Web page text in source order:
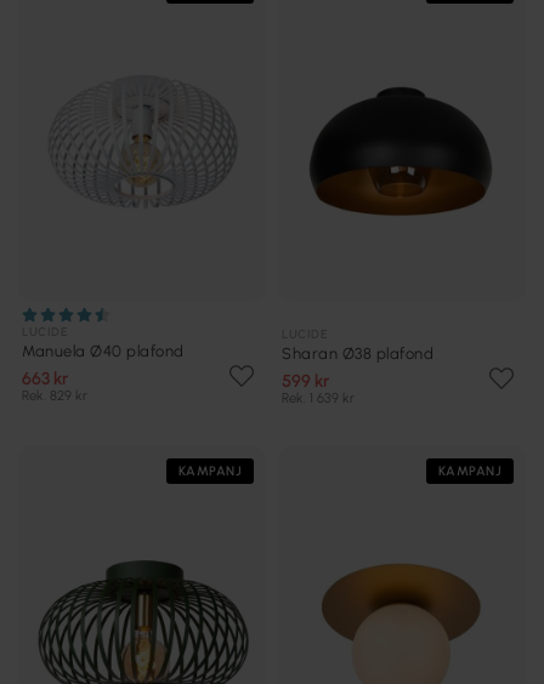
Manuela Ø40 plafond
663 kr
Rek. 829 kr
Sharan Ø38 plafond
599 kr
Rek. 1 639 kr
KAMPANJ KAMPANJ